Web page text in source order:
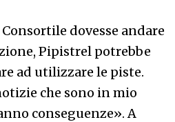
Consortile dovesse andare
Pipistrel potrebbe
ad utilizzare le piste.
che sono in mio
conseguenze». A